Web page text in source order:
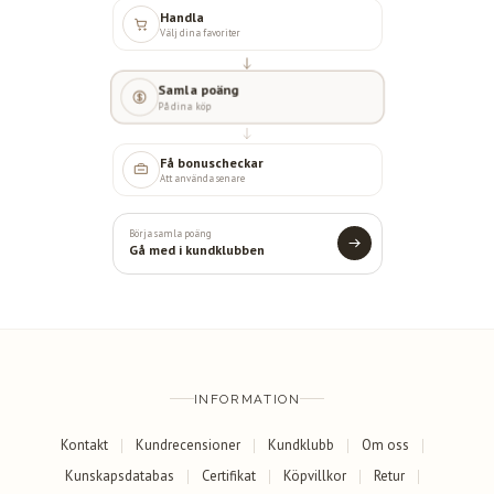
Handla
Välj dina favoriter
Samla poäng
På dina köp
Få bonuscheckar
Att använda senare
Börja samla poäng
Gå med i kundklubben
INFORMATION
Kontakt Kundrecensioner Kundklubb
Om oss
Kunskapsdatabas
Certifikat Köpvillkor Retur